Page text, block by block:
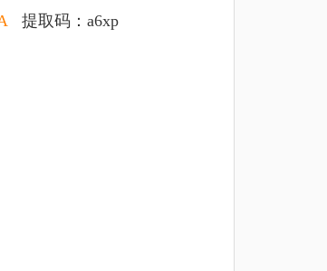
提取码：a6xp